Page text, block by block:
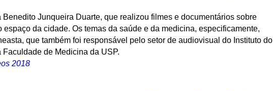
Junqueira Duarte, que realizou filmes e documentários sobre
da cidade. Os temas da saúde e da medicina, especificamente,
que também foi responsável pelo setor de audiovisual do Instituto do
de Medicina da USP.
2018